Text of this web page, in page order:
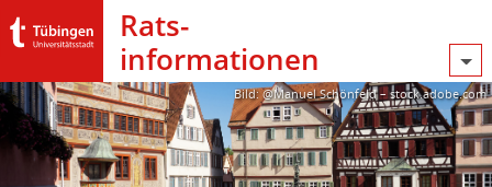
Rats­
informationen
Bild: @Manuel Schönfeld – stock.adobe.com